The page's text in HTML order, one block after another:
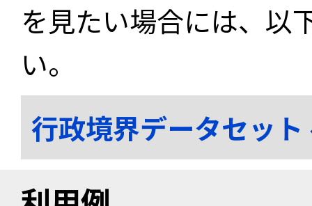
を見たい場合には、以
い。
行政境界データセッ